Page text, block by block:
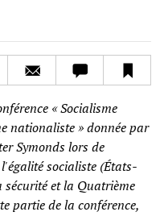
« Socialisme
nationaliste » donnée par
Symonds lors de
socialiste (États-
sécurité et la Quatrième
partie de la conférence,